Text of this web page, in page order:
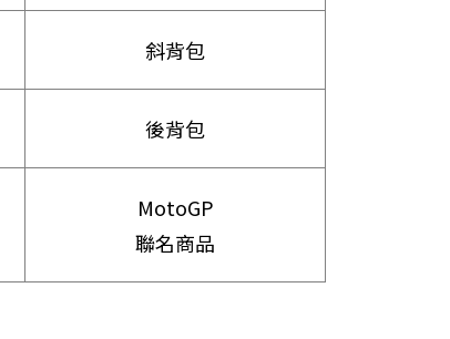
斜背包
後背包
MotoGP
聯名商品